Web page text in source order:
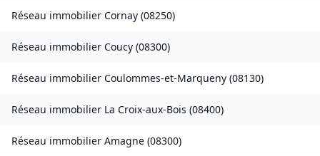
Réseau immobilier Cornay (08250)
Réseau immobilier Coucy (08300)
Réseau immobilier Coulommes-et-Marqueny (08130)
Réseau immobilier La Croix-aux-Bois (08400)
Réseau immobilier Amagne (08300)